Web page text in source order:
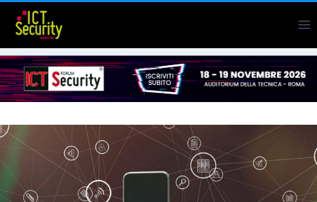
Salta
contenuto